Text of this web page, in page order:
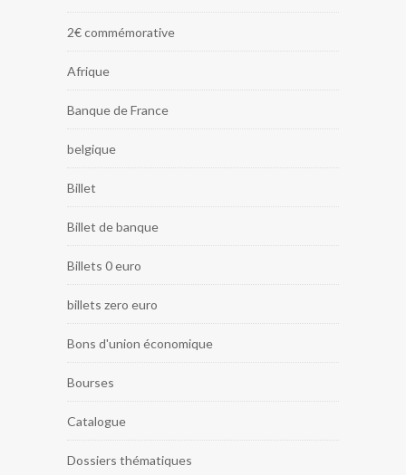
2€ commémorative
Afrique
Banque de France
belgique
Billet
Billet de banque
Billets 0 euro
billets zero euro
Bons d'union économique
Bourses
Catalogue
Dossiers thématiques